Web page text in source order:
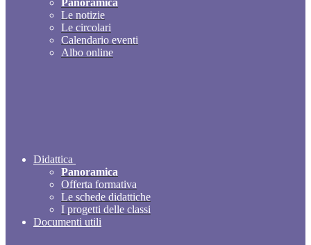
Panoramica
Le notizie
Le circolari
Calendario eventi
Albo online
Didattica
Panoramica
Offerta formativa
Le schede didattiche
I progetti delle classi
Documenti utili